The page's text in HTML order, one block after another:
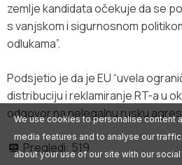
zemlje kandidata očekuje da se
s vanjskom i sigurnosnom
odlukama”.
Podsjetio je da je EU “uvela
distribuciju i reklamiranje RT-a u
odgovor na nelegalnu rusku
Pregledi: 519
We use cookies to personalise content
media features and to analyse our
about your use of our site with our